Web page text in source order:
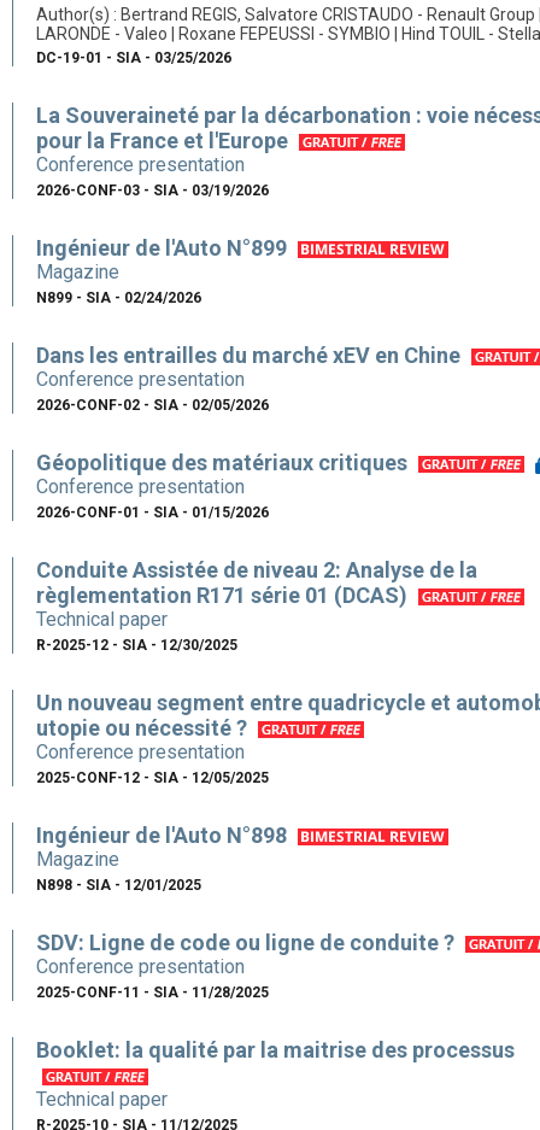
Author(s) : Bertrand REGIS, Salvatore CRISTAUDO - Renault Group
LARONDE - Valeo | Roxane FEPEUSSI - SYMBIO | Hind TOUIL -
DC-19-01 - SIA - 03/25/2026
La Souveraineté par la décarbonation : voie
pour la France et l'Europe
Conference presentation
2026-CONF-03 - SIA - 03/19/2026
Ingénieur de l'Auto N°899
Magazine
N899 - SIA - 02/24/2026
Dans les entrailles du marché xEV en Chine
Conference presentation
2026-CONF-02 - SIA - 02/05/2026
Géopolitique des matériaux critiques
Conference presentation
2026-CONF-01 - SIA - 01/15/2026
Conduite Assistée de niveau 2: Analyse de la
règlementation R171 série 01 (DCAS)
Technical paper
R-2025-12 - SIA - 12/30/2025
Un nouveau segment entre quadricycle et
utopie ou nécessité ?
Conference presentation
2025-CONF-12 - SIA - 12/05/2025
Ingénieur de l'Auto N°898
Magazine
N898 - SIA - 12/01/2025
SDV: Ligne de code ou ligne de conduite ?
Conference presentation
2025-CONF-11 - SIA - 11/28/2025
Booklet: la qualité par la maitrise des processus
Technical paper
R-2025-10 - SIA - 11/12/2025